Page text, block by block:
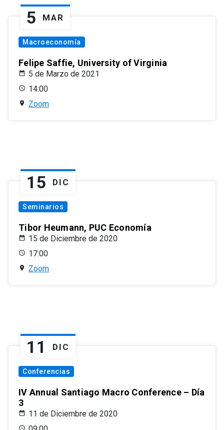
5 MAR
Macroeconomía
Felipe Saffie, University of Virginia
5 de Marzo de 2021
14:00
Zoom
15 DIC
Seminarios
Tibor Heumann, PUC Economía
15 de Diciembre de 2020
17:00
Zoom
11 DIC
Conferencias
IV Annual Santiago Macro Conference – Día
3
11 de Diciembre de 2020